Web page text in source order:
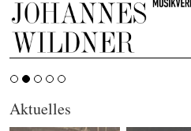
Aktuelles